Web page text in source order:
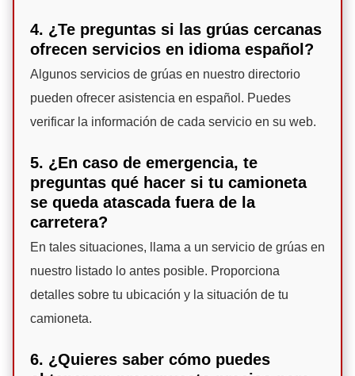
4. ¿Te preguntas si las grúas cercanas
ofrecen servicios en idioma español?
Algunos servicios de grúas en nuestro directorio
pueden ofrecer asistencia en español. Puedes
verificar la información de cada servicio en su web.
5. ¿En caso de emergencia, te
preguntas qué hacer si tu camioneta
se queda atascada fuera de la
carretera?
En tales situaciones, llama a un servicio de grúas en
nuestro listado lo antes posible. Proporciona
detalles sobre tu ubicación y la situación de tu
camioneta.
6. ¿Quieres saber cómo puedes